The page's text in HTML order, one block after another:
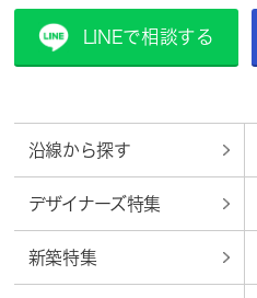
LINEで相談する
沿線から探す
デザイナーズ特集
新築特集